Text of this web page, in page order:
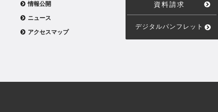
資料請求
デジタルパンフレット
情報公開
ニュース
アクセスマップ